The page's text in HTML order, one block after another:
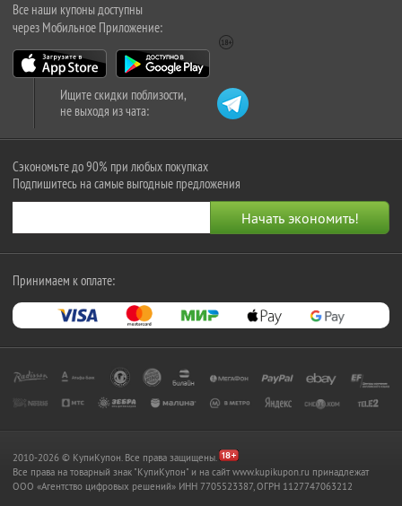
Все наши купоны доступны
через Мобильное Приложение:
Ищите скидки поблизости,
не выходя из чата:
Сэкономьте до 90% при любых покупках
Подпишитесь на самые выгодные предложения
Принимаем к оплате:
2010-2026 © КупиКупон. Все права защищены.
Все права на товарный знак "КупиКупон" и на сайт www.kupikupon.ru принадлежат
OOO «Агентство цифровых решений» ИНН 7705523387, ОГРН 1127747063212